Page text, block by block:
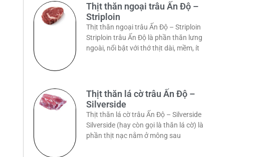
Thịt thăn ngoại trâu Ấn Độ –
Striploin
Thịt thăn ngoại trâu Ấn Độ – Striploin
Striploin trâu Ấn Độ là phần thăn lưng
ngoài, nổi bật với thớ thịt dài, mềm, ít
Thịt thăn lá cờ trâu Ấn Độ –
Silverside
Thịt thăn lá cờ trâu Ấn Độ – Silverside
Silverside (hay còn gọi là thăn lá cờ) là
phần thịt nạc nằm ở mông sau